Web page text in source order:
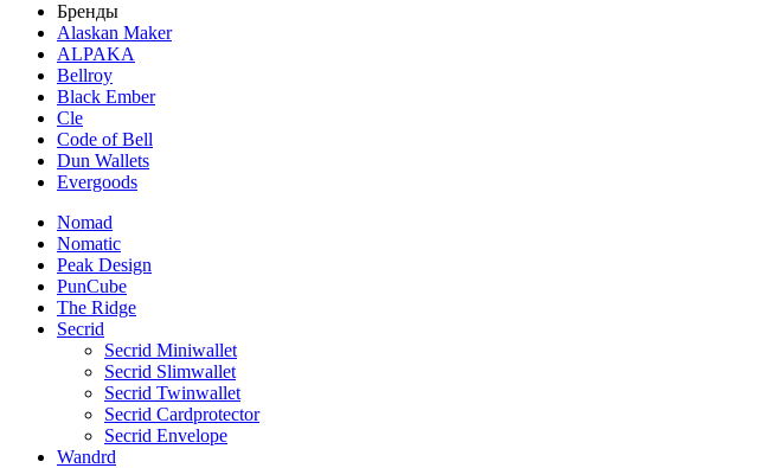
Бренды
Alaskan Maker
ALPAKA
Bellroy
Black Ember
Cle
Code of Bell
Dun Wallets
Evergoods
Nomad
Nomatic
Peak Design
PunCube
The Ridge
Secrid
Secrid Miniwallet
Secrid Slimwallet
Secrid Twinwallet
Secrid Cardprotector
Secrid Envelope
Wandrd